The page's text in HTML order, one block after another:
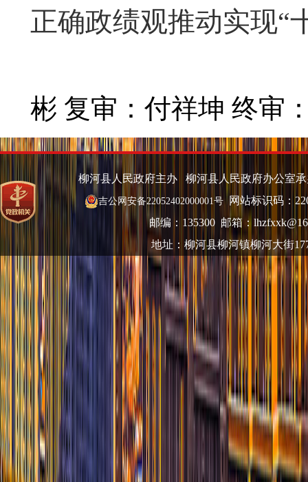
正确政绩观推动实现“
彬 复审：付祥坤 终审
柳河县人民政府主办 柳河县人民政府办公室
吉公网安备22052402000001号网站标识码：
邮编：135300 邮箱：
地址：柳河县柳河镇柳河大街